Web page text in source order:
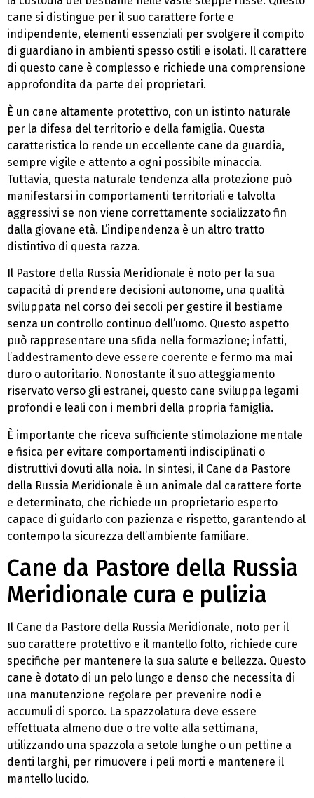
cane si distingue per il suo carattere forte e
indipendente, elementi essenziali per svolgere il compito
di guardiano in ambienti spesso ostili e isolati. Il carattere
di questo cane è complesso e richiede una comprensione
approfondita da parte dei proprietari.
È un cane altamente protettivo, con un istinto naturale
per la difesa del territorio e della famiglia. Questa
caratteristica lo rende un eccellente cane da guardia,
sempre vigile e attento a ogni possibile minaccia.
Tuttavia, questa naturale tendenza alla protezione può
manifestarsi in comportamenti territoriali e talvolta
aggressivi se non viene correttamente socializzato fin
dalla giovane età. L’indipendenza è un altro tratto
distintivo di questa razza.
Il Pastore della Russia Meridionale è noto per la sua
capacità di prendere decisioni autonome, una qualità
sviluppata nel corso dei secoli per gestire il bestiame
senza un controllo continuo dell’uomo. Questo aspetto
può rappresentare una sfida nella formazione; infatti,
l’addestramento deve essere coerente e fermo ma mai
duro o autoritario. Nonostante il suo atteggiamento
riservato verso gli estranei, questo cane sviluppa legami
profondi e leali con i membri della propria famiglia.
È importante che riceva sufficiente stimolazione mentale
e fisica per evitare comportamenti indisciplinati o
distruttivi dovuti alla noia. In sintesi, il Cane da Pastore
della Russia Meridionale è un animale dal carattere forte
e determinato, che richiede un proprietario esperto
capace di guidarlo con pazienza e rispetto, garantendo al
contempo la sicurezza dell’ambiente familiare.
Cane da Pastore della Russia
Meridionale cura e pulizia
Il Cane da Pastore della Russia Meridionale, noto per il
suo carattere protettivo e il mantello folto, richiede cure
specifiche per mantenere la sua salute e bellezza. Questo
cane è dotato di un pelo lungo e denso che necessita di
una manutenzione regolare per prevenire nodi e
accumuli di sporco. La spazzolatura deve essere
effettuata almeno due o tre volte alla settimana,
utilizzando una spazzola a setole lunghe o un pettine a
denti larghi, per rimuovere i peli morti e mantenere il
mantello lucido.